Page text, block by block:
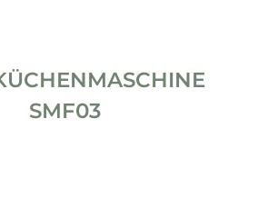
SMF03